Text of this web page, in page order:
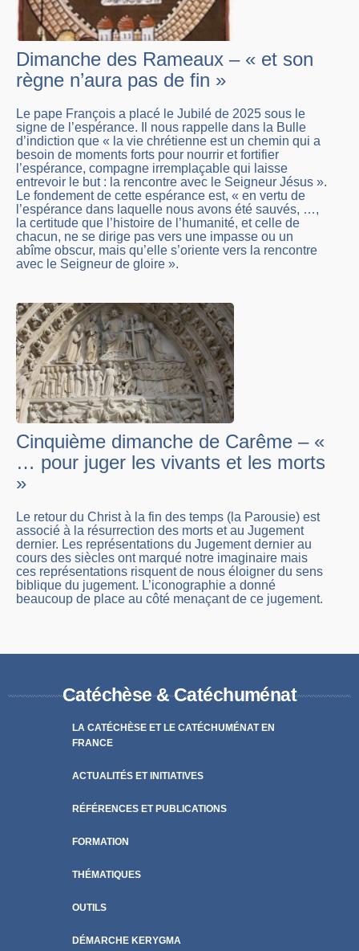
Dimanche des Rameaux – « et son
règne n’aura pas de fin »
Le pape François a placé le Jubilé de 2025 sous le
signe de l’espérance. Il nous rappelle dans la Bulle
d’indiction que « la vie chrétienne est un chemin qui a
besoin de moments forts pour nourrir et fortifier
l’espérance, compagne irremplaçable qui laisse
entrevoir le but : la rencontre avec le Seigneur Jésus ».
Le fondement de cette espérance est, « en vertu de
l’espérance dans laquelle nous avons été sauvés, …,
la certitude que l’histoire de l’humanité, et celle de
chacun, ne se dirige pas vers une impasse ou un
abîme obscur, mais qu’elle s’oriente vers la rencontre
avec le Seigneur de gloire ».
Cinquième dimanche de Carême – «
… pour juger les vivants et les morts
»
Le retour du Christ à la fin des temps (la Parousie) est
associé à la résurrection des morts et au Jugement
dernier. Les représentations du Jugement dernier au
cours des siècles ont marqué notre imaginaire mais
ces représentations risquent de nous éloigner du sens
biblique du jugement. L’iconographie a donné
beaucoup de place au côté menaçant de ce jugement.
Catéchèse & Catéchuménat
LA CATÉCHÈSE ET LE CATÉCHUMÉNAT EN
FRANCE
ACTUALITÉS ET INITIATIVES
RÉFÉRENCES ET PUBLICATIONS
FORMATION
THÉMATIQUES
OUTILS
DÉMARCHE KERYGMA